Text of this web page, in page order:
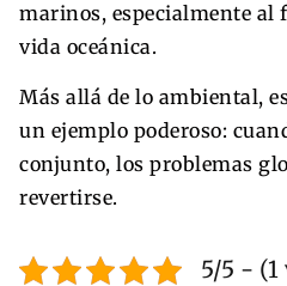
marinos, especialmente al
vida oceánica.
Más allá de lo ambiental,
un ejemplo poderoso:
conjunto, los problemas
revertirse.
5/5 - (1